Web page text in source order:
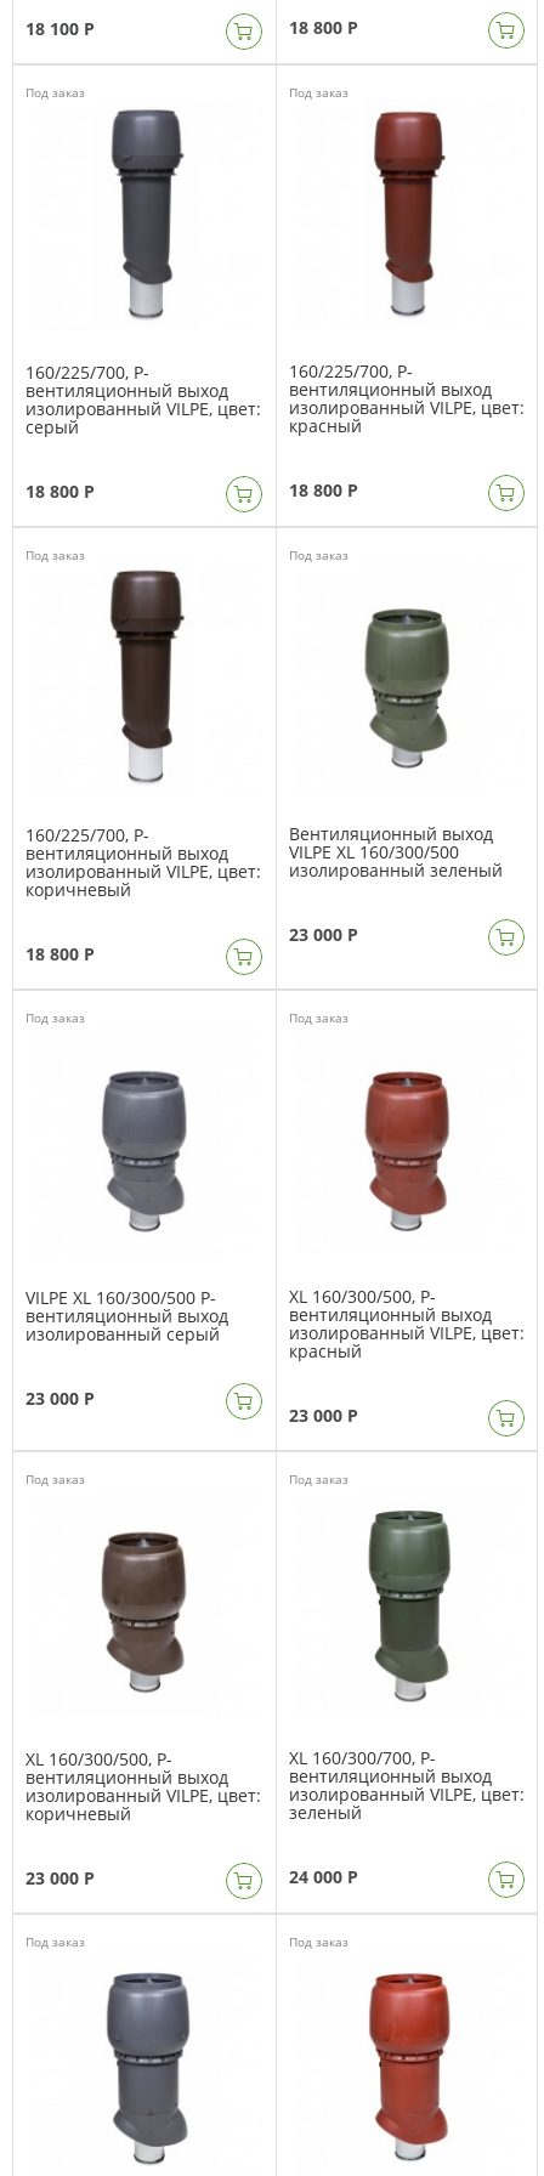
18 100 Р 18 800 Р
Под заказ
160/225/700, Р-
вентиляционный выход
изолированный VILPE, цвет:
серый
18 800 Р
Под заказ
160/225/700, Р-
вентиляционный выход
изолированный VILPE, цвет:
красный
18 800 Р
Под заказ
160/225/700, Р-
вентиляционный выход
изолированный VILPE, цвет:
коричневый
18 800 Р
Под заказ
Вентиляционный выход
VILPE XL 160/300/500
изолированный зеленый
23 000 Р
Под заказ
VILPE XL 160/300/500 Р-
вентиляционный выход
изолированный серый
23 000 Р
Под заказ
XL 160/300/500, Р-
вентиляционный выход
изолированный VILPE, цвет:
красный
23 000 Р
Под заказ
XL 160/300/500, Р-
вентиляционный выход
изолированный VILPE, цвет:
коричневый
23 000 Р
Под заказ
XL 160/300/700, Р-
вентиляционный выход
изолированный VILPE, цвет:
зеленый
24 000 Р
Под заказ Под заказ